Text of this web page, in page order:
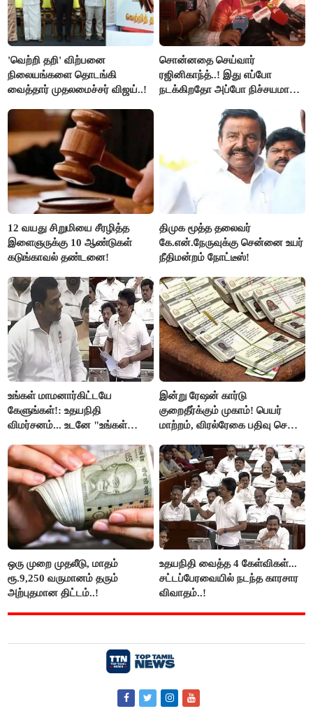
'வெற்றி தறி' விற்பனை
நிலையங்களை தொடங்கி
வைத்தார் முதலமைச்சர் விஜய்..!
சொன்னதை செய்வார்
ரஜினிகாந்த்..! இது எப்போ
நடக்கிறதோ அப்போ நிச்சயமாக
ரஜினிகாந்த்..!
12 வயது சிறுமியை சீரழித்த
இளைஞருக்கு 10 ஆண்டுகள்
கடுங்காவல் தண்டனை!
திமுக மூத்த தலைவர்
கே.என்.நேருவுக்கு சென்னை உயர்
நீதிமன்றம் நோட்டீஸ்!
உங்கள் மாமனார்கிட்டயே
கேளுங்கள்!: உதயநிதி
விமர்சனம்... உடனே "உங்கள்
ஆதவ் அர்ஜுனா பதிலடி!
இன்று ரேஷன் கார்டு
குறைதீர்க்கும் முகாம்! பெயர்
மாற்றம், விரல்ரேகை பதிவு செய்ய
ஒரு முறை முதலீடு, மாதம்
ரூ.9,250 வருமானம் தரும்
அற்புதமான திட்டம்..!
உதயநிதி வைத்த 4 கேள்விகள்...
சட்டப்பேரவையில் நடந்த காரசார
விவாதம்..!